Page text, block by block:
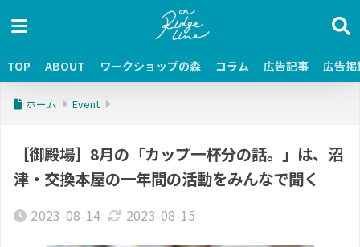
TOP ABOUT ワークショップの森 コラム 広告記事 広告
ホーム Event
［御殿場］8月の「カップ一杯分の話。」は、沼
津・交換本屋の一年間の活動をみんなで聞く
2023-08-14 2023-08-15